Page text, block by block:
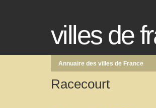
villes de
Annuaire des villes de France
Racecourt